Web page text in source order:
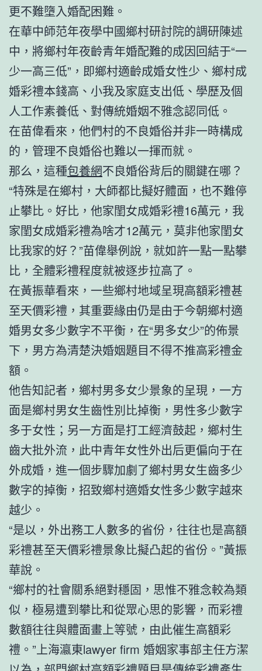
更不難墮入婚配困難。
在華中師范年夜學中國鄉村研討院的調研陳述
中，將鄉村年夜齡青年婚配難的成因回結于“一
少一高三低”，即鄉村適齡成婚女性少、鄉村成
婚彩禮本錢高、小我及家庭支出低、學歷及個
人工作素養低、對傳統婚姻不雅念認同低。
在苗偉看來，他們村的不良婚俗并非一時構成
的，管理不良婚俗也難以一揮而就。
那么，這種包養網不良婚俗背后的關鍵在哪？
“特殊是在鄉村，大師都比擬好體面，也不難停
止攀比。好比，他家閨女成婚彩禮16萬元，我
家閨女成婚彩禮為啥才12萬元，莫非他家閨女
比我家的好？”苗偉舉例說，就如許一點一點攀
比，全體彩禮程度就被逐步拉高了。
在黃振華看來，一些鄉村地域呈現高額彩禮甚
至天價彩禮，其重要緣由仍是由于今朝鄉村適
婚男女多少數字不平衡，在“男多女少”的佈景
下，男方為清楚決婚姻題目不得不推高彩禮金
額。
他告知記者，鄉村男多女少景象的呈現，一方
面是鄉村男女生齒性別比掉衡，男性多少數字
多于女性；另一方面是打工經濟鼓起，鄉村生
齒大批外流，此中青年女性外出后更偏向于在
外成婚，進一個步驟加劇了鄉村男女生齒多少
數字的掉衡，招致鄉村適婚女性多少數字越來
越少。
“是以，外出務工人數多的省份，往往也是高額
彩禮甚至天價彩禮景象比擬凸起的省份。”黃振
華說。
“鄉村的社會關系絕對穩固，思惟不雅念較為類
似，極易遭到攀比和從眾心思的影響，而彩禮
數額往往與體面畫上等號，由此催生高額彩
禮。”上海瀛東lawyer firm 婚姻家事部主任方潔